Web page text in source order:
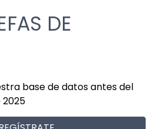
DE
base de datos antes del
2025